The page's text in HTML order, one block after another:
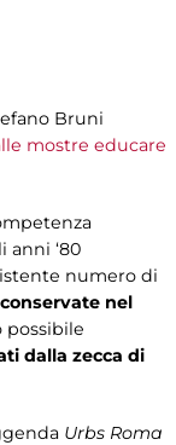
Bruni
mostre educare
anni ‘80
numero di
nel
possibile
dalla zecca di
Urbs Roma